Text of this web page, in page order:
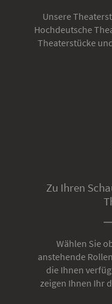
Unsere
Hochdeutsche
Theaterstücke
Zu Ihren
Wählen Sie
anstehende
die Ihnen
zeigen Ihnen Ihr